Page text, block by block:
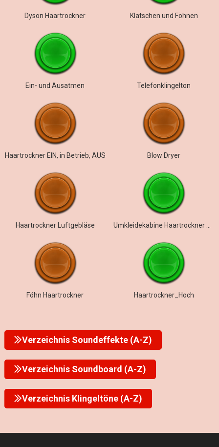
Dyson Haartrockner Klatschen und Föhnen
Ein- und Ausatmen Telefonklingelton
Haartrockner EIN, in Betrieb, AUS Blow Dryer
Haartrockner Luftgebläse
Föhn Haartrockner Haartrockner_Hoch
Verzeichnis Soundeffekte (A-Z)
Verzeichnis Soundboard (A-Z)
Verzeichnis Klingeltöne (A-Z)